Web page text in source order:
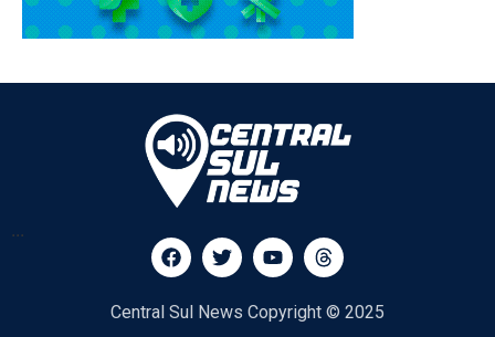
...
Central Sul News Copyright © 2025